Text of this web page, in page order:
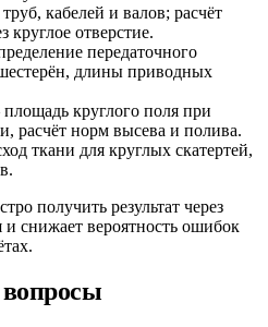
кабелей и валов; расчёт
круглое отверстие.
передаточного
длины приводных
площадь круглого поля при
расчёт норм высева и полива.
ткани для круглых скатертей,
получить результат через
и снижает вероятность ошибок